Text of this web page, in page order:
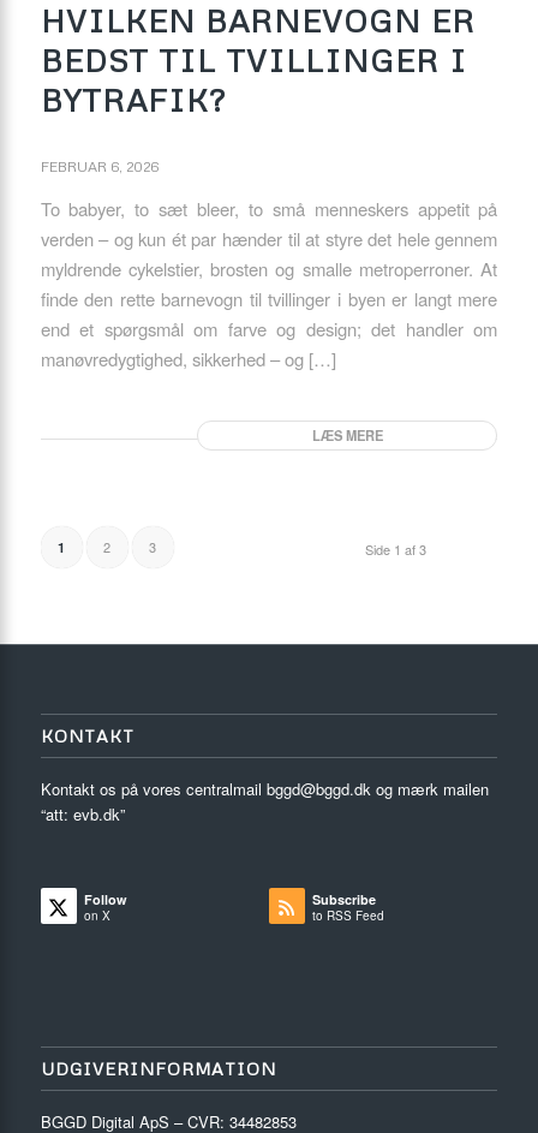
HVILKEN BARNEVOGN ER
BEDST TIL TVILLINGER I
BYTRAFIK?
FEBRUAR 6, 2026
To babyer, to sæt bleer, to små menneskers appetit på
verden – og kun ét par hænder til at styre det hele gennem
myldrende cykelstier, brosten og smalle metroperroner. At
finde den rette barnevogn til tvillinger i byen er langt mere
end et spørgsmål om farve og design; det handler om
manøvredygtighed, sikkerhed – og […]
LÆS MERE
Side 1 af 3
1 2 3
KONTAKT
Kontakt os på vores centralmail bggd@bggd.dkog mærk mailen
“att: evb.dk”
Follow
on X
Subscribe
to RSS Feed
UDGIVERINFORMATION
BGGD Digital ApS – CVR: 34482853